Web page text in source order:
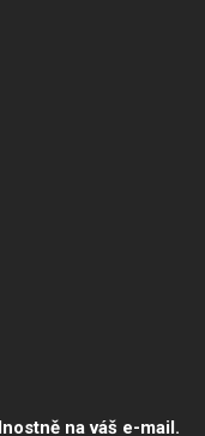
na váš e-mail.